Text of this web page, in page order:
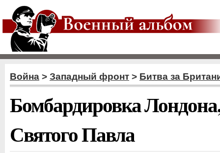
Война > Западный фронт > Битва за
Бомбардировка
Святого Павла